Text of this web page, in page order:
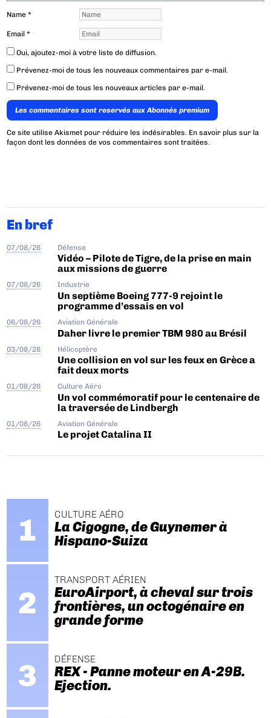
Name*
Email*
Oui, ajoutez-moi à votre liste de diffusion.
Prévenez-moi de tous les nouveaux commentaires par e-mail.
Prévenez-moi de tous les nouveaux articles par e-mail.
Les commentaires sont reservés aux Abonnés premium
Ce site utilise Akismet pour réduire les indésirables. En savoir plus sur la
façon dont les données de vos commentaires sont traitées.
En bref
07/08/26 Défense
Vidéo – Pilote de Tigre, de la prise en main
aux missions de guerre
07/08/26 Industrie
Un septième Boeing 777-9 rejoint le
programme d’essais en vol
06/08/26 Aviation Générale
Daher livre le premier TBM 980 au Brésil
03/08/26 Hélicoptère
Une collision en vol sur les feux en Grèce a
fait deux morts
01/08/26 Culture Aéro
Un vol commémoratif pour le centenaire de
la traversée de Lindbergh
01/08/26 Aviation Générale
Le projet Catalina II
CULTURE AÉRO
La Cigogne, de Guynemer à
Hispano-Suiza
TRANSPORT AÉRIEN
EuroAirport, à cheval sur trois
frontières, un octogénaire en
grande forme
DÉFENSE
REX - Panne moteur en A-29B.
Ejection.